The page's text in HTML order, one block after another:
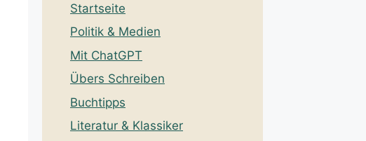
Startseite
Politik & Medien
Mit ChatGPT
Übers Schreiben
Buchtipps
Literatur & Klassiker